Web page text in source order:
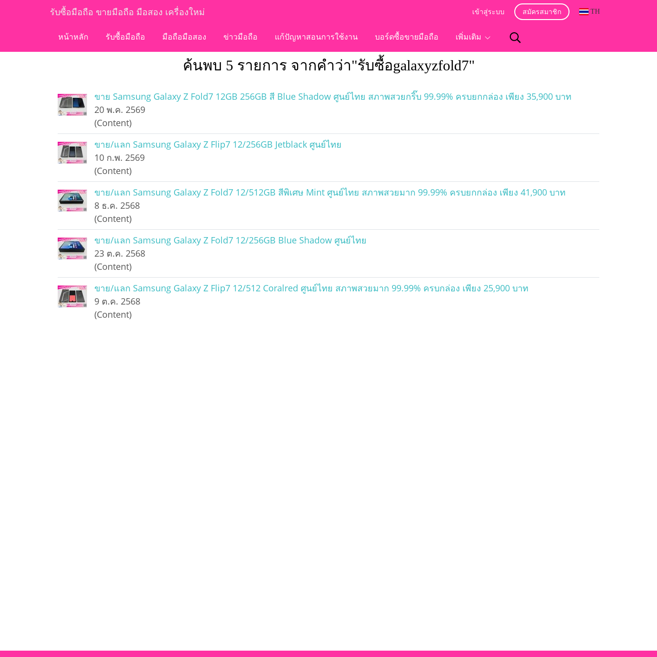
รับซื้อมือถือ ขายมือถือ มือสอง เครื่องใหม่ เข้าสู่ระบบ สมัครสมาชิก TH
หน้าหลัก รับซื้อมือถือ มือถือมือสอง ข่าวมือถือ แก้ปัญหาสอนการใช้งาน บอร์ดซื้อขายมือถือ เพิ่มเติม
ค้นพบ 5 รายการ จากคำว่า"รับซื้อgalaxyzfold7"
ขาย Samsung Galaxy Z Fold7 12GB 256GB สี Blue Shadow ศูนย์ไทย สภาพสวยกริ๊บ 99.99% ครบยกกล่อง เพียง 35,900 บาท
20 พ.ค. 2569
(Content)
ขาย/แลก Samsung Galaxy Z Flip7 12/256GB Jetblack ศูนย์ไทย
10 ก.พ. 2569
(Content)
ขาย/แลก Samsung Galaxy Z Fold7 12/512GB สีพิเศษ Mint ศูนย์ไทย สภาพสวยมาก 99.99% ครบยกกล่อง เพียง 41,900 บาท
8 ธ.ค. 2568
(Content)
ขาย/แลก Samsung Galaxy Z Fold7 12/256GB Blue Shadow ศูนย์ไทย
23 ต.ค. 2568
(Content)
ขาย/แลก Samsung Galaxy Z Flip7 12/512 Coralred ศูนย์ไทย สภาพสวยมาก 99.99% ครบกล่อง เพียง 25,900 บาท
9 ต.ค. 2568
(Content)